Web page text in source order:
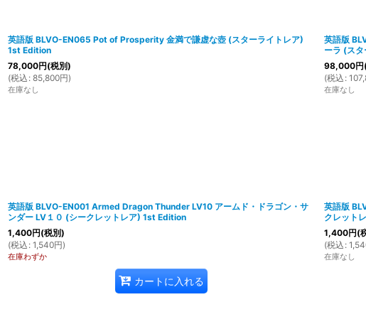
英語版 BLVO-EN065 Pot of Prosperity 金満で謙虚な壺 (スターライトレア)
1st Edition
78,000円(税別)
(税込 : 85,800円)
在庫なし
英語版
ーラ (ス
98,000円
(税込 :
在庫なし
英語版 BLVO-EN001 Armed Dragon Thunder LV10 アームド・ドラゴン・サ
ンダー LV１０ (シークレットレア) 1st Edition
1,400円(税別)
(税込 : 1,540円)
在庫わずか
カートに入れる
英語版
クレット
1,400円(
(税込 :
在庫なし